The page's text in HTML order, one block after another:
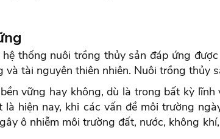
thống nuôi trồng thủy sản đáp ứng
tài nguyên thiên nhiên. Nuôi trồng thủy
vững hay không, dù là trong bất kỳ
hiện nay, khi các vấn đề môi trường
ô nhiễm môi trường đất, nước, không